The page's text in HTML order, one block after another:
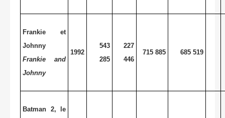
Frankie et
Johnny
Frankie and
Johnny
1992
543
285
227
446
715 885 685 519
Batman 2, le